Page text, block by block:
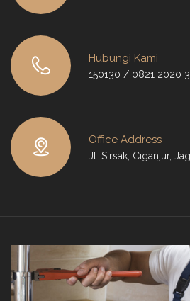
Hubungi Kami
150130 / 0821 2020
Office Address
Jl. Sirsak, Ciganjur,